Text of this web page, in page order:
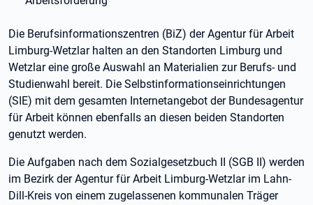
Die Berufsinformationszentren (BiZ) der Agentur für Arbeit
Limburg-Wetzlar halten an den Standorten Limburg und
Wetzlar eine große Auswahl an Materialien zur Berufs- und
Studienwahl bereit. Die Selbstinformationseinrichtungen
(SIE) mit dem gesamten Internetangebot der Bundesagentur
für Arbeit können ebenfalls an diesen beiden Standorten
genutzt werden.
Die Aufgaben nach dem Sozialgesetzbuch II (SGB II) werden
im Bezirk der Agentur für Arbeit Limburg-Wetzlar im Lahn-
Dill-Kreis von einem zugelassenen kommunalen Träger